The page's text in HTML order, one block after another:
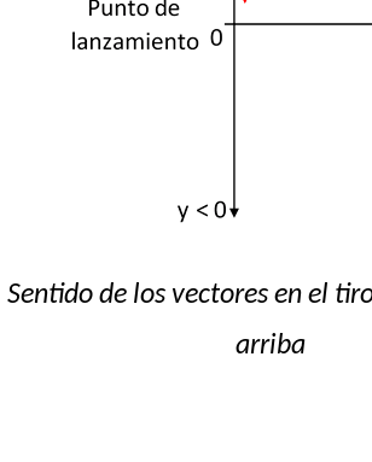
Sentido de los vectores en el
arriba